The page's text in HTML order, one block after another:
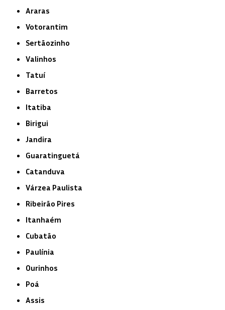
Araras
Votorantim
Sertãozinho
Valinhos
Tatuí
Barretos
Itatiba
Birigui
Jandira
Guaratinguetá
Catanduva
Várzea Paulista
Ribeirão Pires
Itanhaém
Cubatão
Paulínia
Ourinhos
Poá
Assis